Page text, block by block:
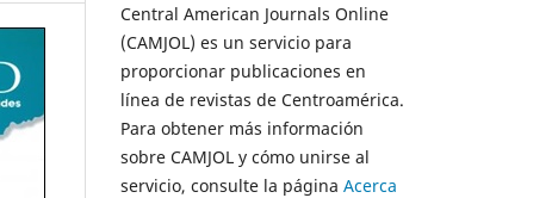
Central American Journals Online
(CAMJOL) es un servicio para
proporcionar publicaciones en
línea de revistas de Centroamérica.
Para obtener más información
sobre CAMJOL y cómo unirse al
servicio, consulte la página Acerca